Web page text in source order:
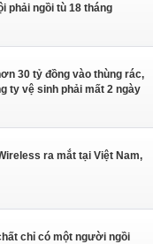
phải ngồi tù 18 tháng
30 tỷ đồng vào thùng rác,
ty vệ sinh phải mất 2 ngày
ra mắt tại Việt Nam,
chỉ có một người ngồi